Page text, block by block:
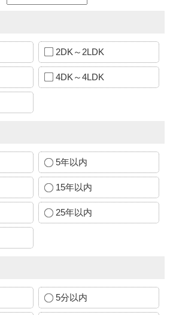
2DK～2LDK
4DK～4LDK
5年以内
15年以内
25年以内
5分以内